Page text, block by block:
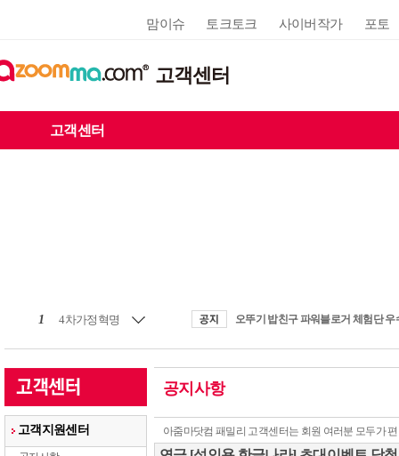
맘이슈 토크토크 사이버작가 포토
고객센터
고객센터
1 4차가정혁명
고객지원센터
공지사항
아줌마닷컴 패밀리 고객센터는 회원 여러분 모두가